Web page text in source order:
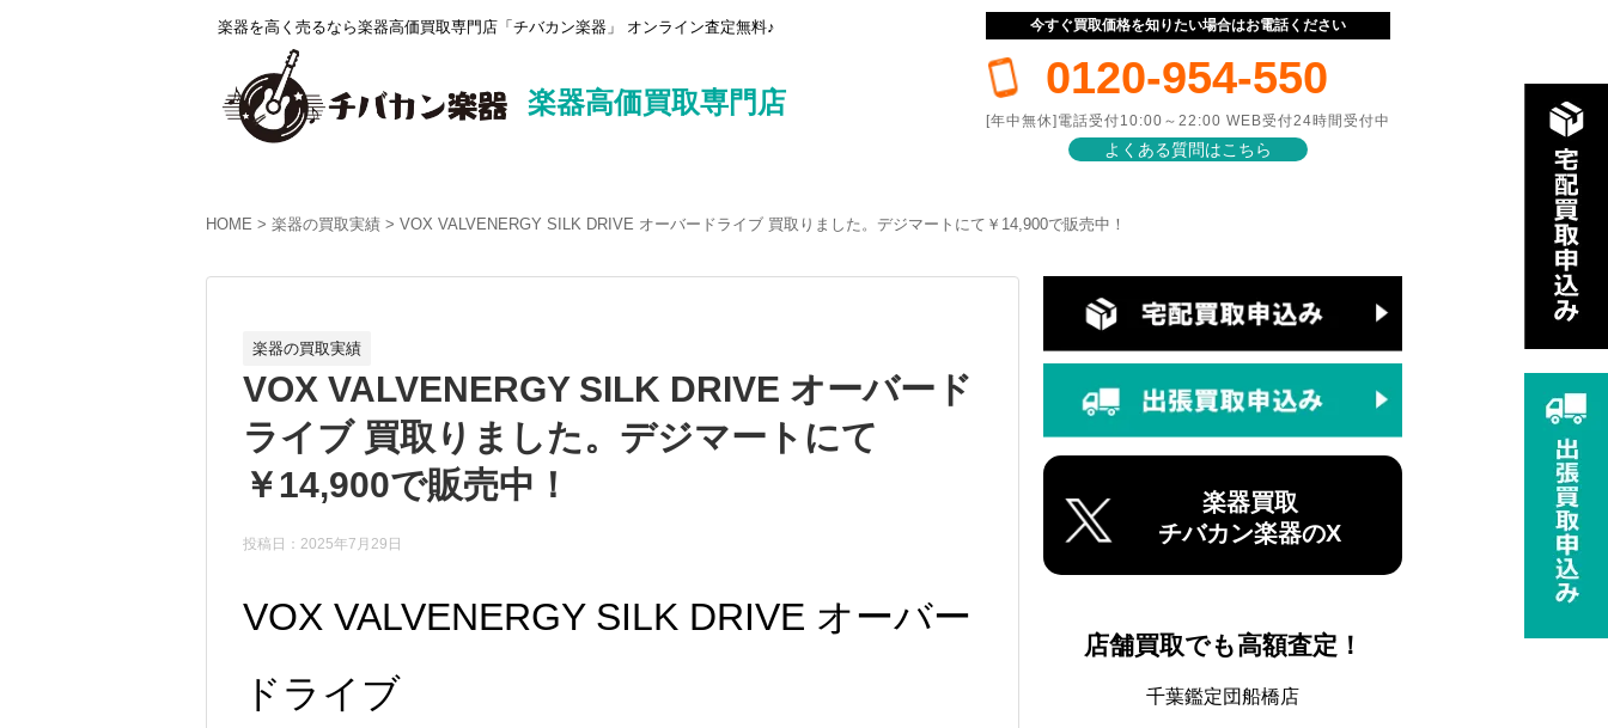
楽器を高く売るなら楽器高価買取専門店「チバカン楽器」 オンライン査定無料♪
楽器高価買取専門店
今すぐ買取価格を知りたい場合はお電話ください
0120-954-550
[年中無休]電話受付10:00～22:00 WEB受付24時間受付中
よくある質問はこちら
HOME 楽器の買取実績 VOX VALVENERGY SILK DRIVE オーバードライブ 買取りました。デジマートにて￥14,900で販売中！
楽器の買取実績
VOX VALVENERGY SILK DRIVE オーバード
ライブ 買取りました。デジマートにて
￥14,900で販売中！
投稿日：2025年7月29日
VOX VALVENERGY SILK DRIVE オーバー
ドライブ
楽器買取
チバカン楽器のX
店舗買取でも高額査定！
千葉鑑定団船橋店